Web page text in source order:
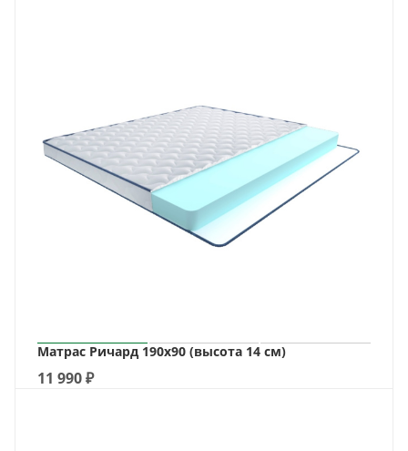
Матрас Ричард 190х90 (высота 14 см)
11 990₽